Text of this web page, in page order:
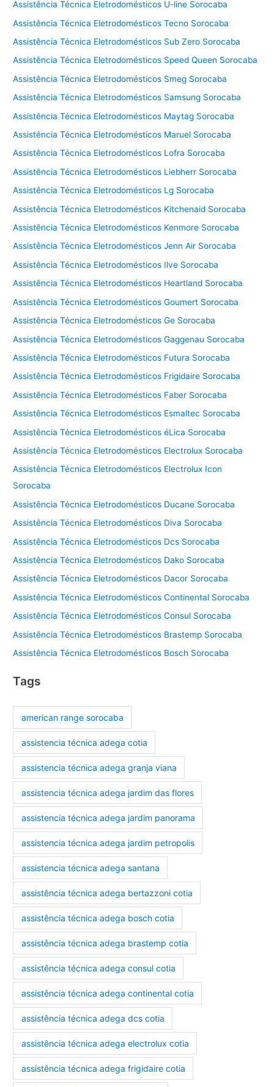
Assistência Técnica Eletrodomésticos U-line Sorocaba
Assistência Técnica Eletrodomésticos Tecno Sorocaba
Assistência Técnica Eletrodomésticos Sub Zero Sorocaba
Assistência Técnica Eletrodomésticos Speed Queen Sorocaba
Assistência Técnica Eletrodomésticos Smeg Sorocaba
Assistência Técnica Eletrodomésticos Samsung Sorocaba
Assistência Técnica Eletrodomésticos Maytag Sorocaba
Assistência Técnica Eletrodomésticos Maruel Sorocaba
Assistência Técnica Eletrodomésticos Lofra Sorocaba
Assistência Técnica Eletrodomésticos Liebherr Sorocaba
Assistência Técnica Eletrodomésticos Lg Sorocaba
Assistência Técnica Eletrodomésticos Kitchenaid Sorocaba
Assistência Técnica Eletrodomésticos Kenmore Sorocaba
Assistência Técnica Eletrodomésticos Jenn Air Sorocaba
Assistência Técnica Eletrodomésticos Ilve Sorocaba
Assistência Técnica Eletrodomésticos Heartland Sorocaba
Assistência Técnica Eletrodomésticos Goumert Sorocaba
Assistência Técnica Eletrodomésticos Ge Sorocaba
Assistência Técnica Eletrodomésticos Gaggenau Sorocaba
Assistência Técnica Eletrodomésticos Futura Sorocaba
Assistência Técnica Eletrodomésticos Frigidaire Sorocaba
Assistência Técnica Eletrodomésticos Faber Sorocaba
Assistência Técnica Eletrodomésticos Esmaltec Sorocaba
Assistência Técnica Eletrodomésticos éLica Sorocaba
Assistência Técnica Eletrodomésticos Electrolux Sorocaba
Assistência Técnica Eletrodomésticos Electrolux Icon
Sorocaba
Assistência Técnica Eletrodomésticos Ducane Sorocaba
Assistência Técnica Eletrodomésticos Diva Sorocaba
Assistência Técnica Eletrodomésticos Dcs Sorocaba
Assistência Técnica Eletrodomésticos Dako Sorocaba
Assistência Técnica Eletrodomésticos Dacor Sorocaba
Assistência Técnica Eletrodomésticos Continental Sorocaba
Assistência Técnica Eletrodomésticos Consul Sorocaba
Assistência Técnica Eletrodomésticos Brastemp Sorocaba
Assistência Técnica Eletrodomésticos Bosch Sorocaba
Tags
american range sorocaba
assistencia técnica adega cotia
assistencia técnica adega granja viana
assistencia técnica adega jardim das flores
assistencia técnica adega jardim panorama
assistencia técnica adega jardim petropolis
assistencia técnica adega santana
assistência técnica adega bertazzoni cotia
assistência técnica adega bosch cotia
assistência técnica adega brastemp cotia
assistência técnica adega consul cotia
assistência técnica adega continental cotia
assistência técnica adega dcs cotia
assistência técnica adega electrolux cotia
assistência técnica adega frigidaire cotia